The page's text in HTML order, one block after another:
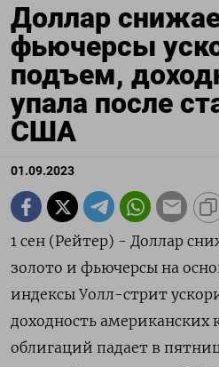
Доллар
фьючерсы
подъем,
упала после
США
01.09.2023
1 сен (Рейтер) - Доллар
золото и фьючерсы на
индексы Уолл-стрит
доходность американских
облигаций падает в